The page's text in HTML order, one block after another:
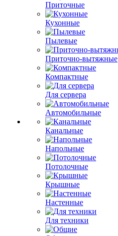
Приточные
Кухонные
Пылевые
Приточно-вытяжные
Компактные
Для сервера
Автомобильные
Канальные
Напольные
Потолочные
Крышные
Настенные
Для техники